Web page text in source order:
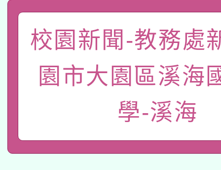
關事宜
國立臺灣師範大學辦理
年度健康促進學校輔導
業成長研習」實施計畫
函轉國家教育研究院中
族教育國際趨勢與發展
轉知教育部國民及學前
新北市政府教育局辦理
師專業成長研習實施
方素養工作坊新北場」
函轉國立臺灣師範大學
族語言臺北學習中心
「族語學習班」招生簡
轉知有關國立成功大學
年度COVID-19疫苗接
轉知經濟部水利署委託
校園新聞-教務處
園市大園區溪海
學-溪海